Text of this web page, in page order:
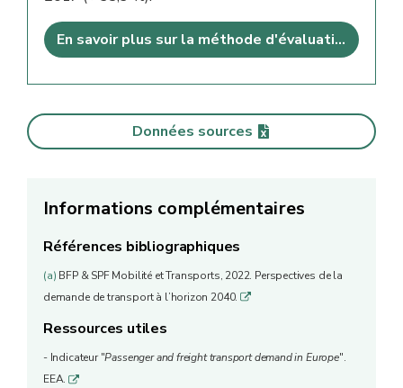
En savoir plus sur la méthode d'évaluation
Données sources
Informations complémentaires
Références bibliographiques
(a) BFP & SPF Mobilité et Transports, 2022. Perspectives de la
demande de transport à l’horizon 2040. q
Ressources utiles
- Indicateur "Passenger and freight transport demand in Europe".
EEA.q